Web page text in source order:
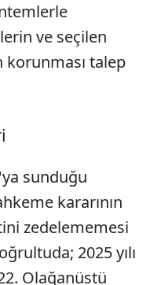
ve seçilen
talep
sunduğu
kararının
zedelememesi
2025 yılı
Olağanüstü